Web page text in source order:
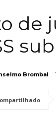
de
Brombal